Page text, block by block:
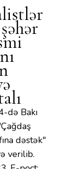
də Bakı
dəstək"
verilib.